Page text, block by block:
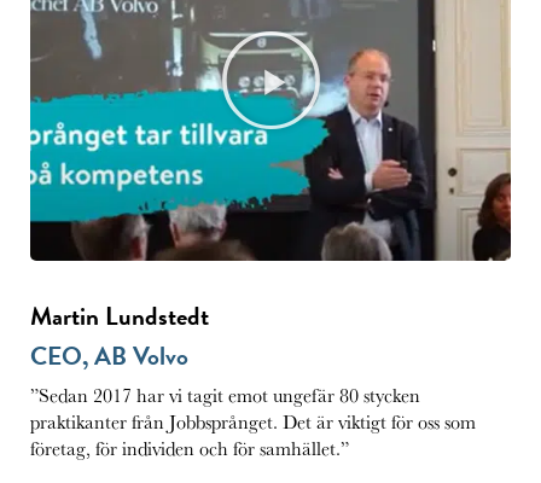
Martin Lundstedt
CEO, AB Volvo
”Sedan 2017 har vi tagit emot ungefär 80 stycken
praktikanter från Jobbsprånget. Det är viktigt för oss som
företag, för individen och för samhället.”